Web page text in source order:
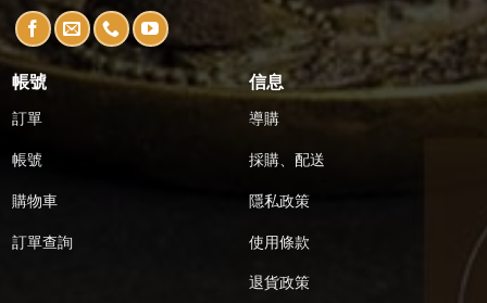
帳號
訂單
帳號
購物車
訂單查詢
信息
導購
採購、配送
隱私政策
使用條款
退貨政策